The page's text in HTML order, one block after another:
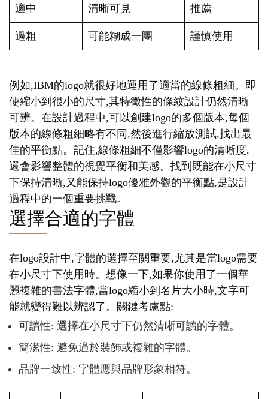
適中 清晰可見 推薦
過粗 可能糊成一團 謹慎使用
例如,IBM的logo就很好地運用了適當的線條粗細。即
使縮小到很小的尺寸,其特徵性的條紋設計仍然清晰
可辨。在設計過程中,可以創建logo的多個版本,每個
版本的線條粗細略有不同,然後進行縮放測試,找出最
佳的平衡點。記住,線條粗細不僅影響logo的清晰度,
還會影響整體的視覺平衡和美感。找到既能在小尺寸
下保持清晰,又能保持logo優雅外觀的平衡點,是設計
過程中的一個重要挑戰。
選擇合適的字體
在logo設計中,字體的選擇至關重要,尤其是當logo需要
在小尺寸下使用時。想像一下,如果你使用了一個華
麗複雜的書法字體,當logo縮小到名片大小時,文字可
能就變得難以辨認了。關鍵考慮點:
可讀性: 選擇在小尺寸下仍然清晰可讀的字體。
簡潔性: 避免過於裝飾或複雜的字體。
品牌一致性: 字體應與品牌形象相符。